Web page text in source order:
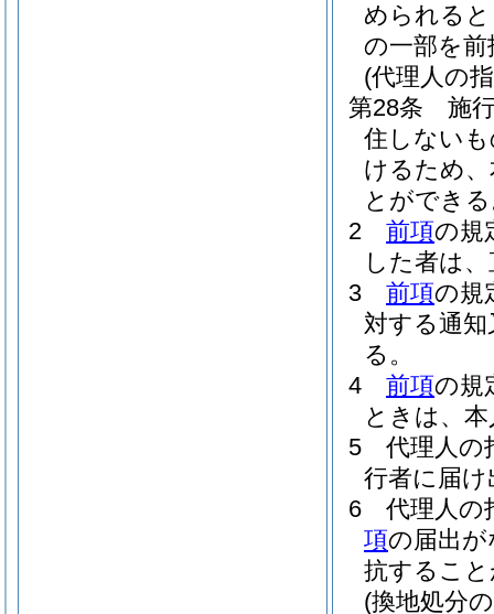
められる
の一部を
(代理人の
第28条
施
住しない
けるため
とができ
2
前項の規
した者は
3
前項の規
対する通
る。
4
前項の規
ときは、
5
代理人の
行者に届
6
代理人の
項の届出
抗するこ
(換地処分